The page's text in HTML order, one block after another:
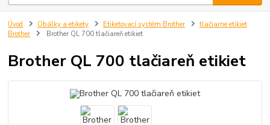
Úvod Obálky a etikety Etiketovací systém Brother
tlačiarne etikiet
Brother
Brother QL 700 tlačiareň etikiet
Brother QL 700 tlačiareň etikiet